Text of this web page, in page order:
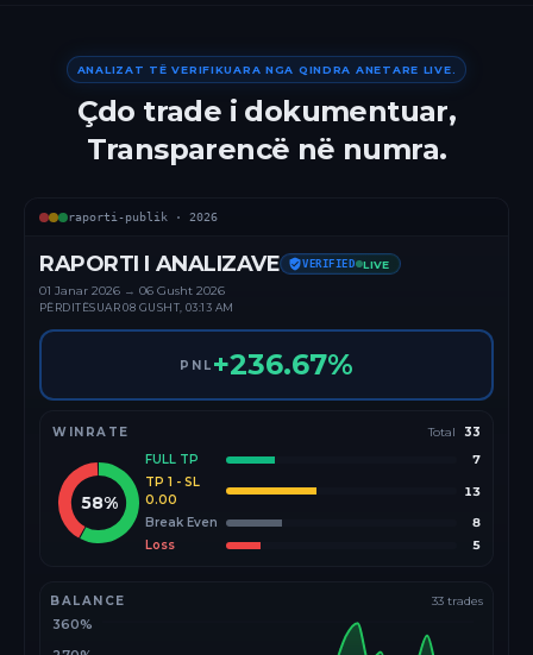
ANALIZAT TË VERIFIKUARA NGA QINDRA ANETARE LIVE.
Çdo trade i dokumentuar,
Transparencë në numra.
raporti-publik · 2026
RAPORTI I ANALIZAVE VERIFIED LIVE
01 Janar 2026 → 06 Gusht 2026
PËRDITËSUAR08 GUSHT, 03:13 AM
PNL +236.67%
WINRATE Total 33
58%
FULL TP
7
TP 1 - SL
0.00
13
Break Even
8
Loss
5
BALANCE 33 trades
360%